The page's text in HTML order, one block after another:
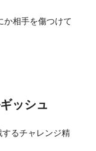
か相手を傷つけて
ッシュ
るチャレンジ精